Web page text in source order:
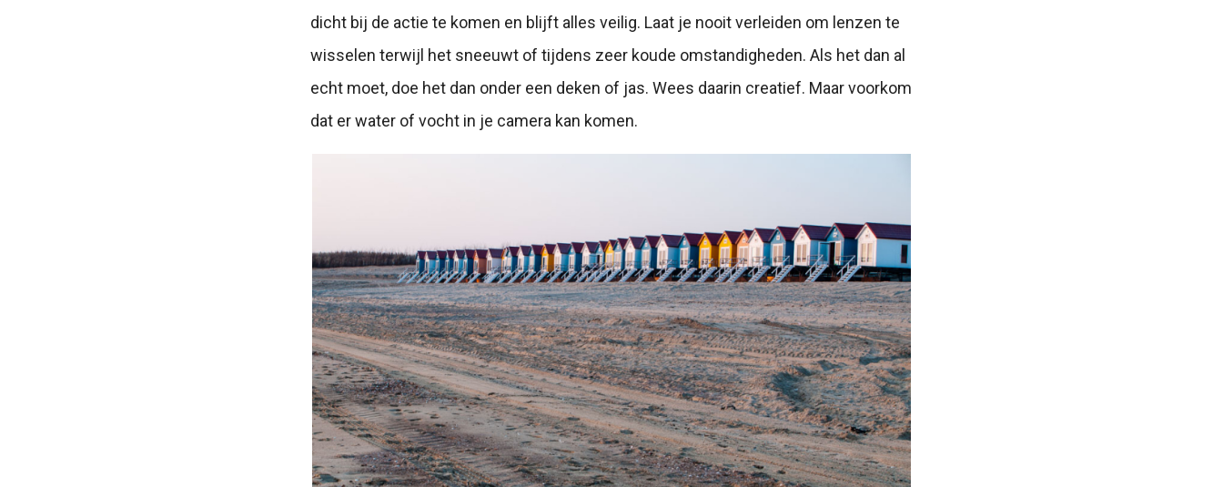
dicht bij de actie te komen en blijft alles veilig. Laat je nooit verleiden om lenzen te
wisselen terwijl het sneeuwt of tijdens zeer koude omstandigheden. Als het dan al
echt moet, doe het dan onder een deken of jas. Wees daarin creatief. Maar voorkom
dat er water of vocht in je camera kan komen.